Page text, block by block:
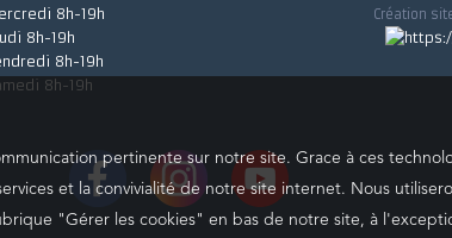
8h-19h
8h-19h
8h-19h
8h-19h
Création
pertinente sur notre site. Grace à ces
et la convivialité de notre site internet. Nous
"Gérer les cookies" en bas de notre site, à